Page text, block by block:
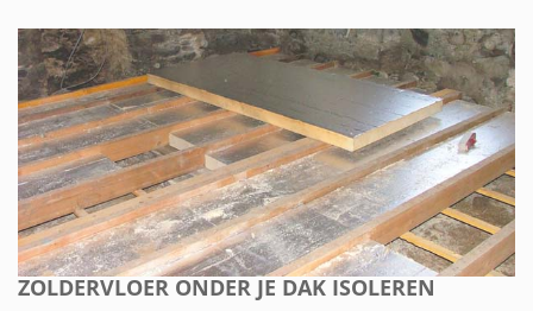
ZOLDERVLOER ONDER JE DAK ISOLEREN